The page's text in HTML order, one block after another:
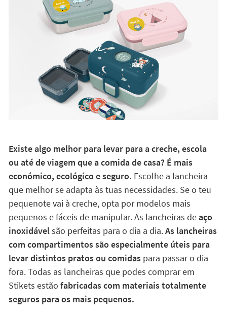
Existe algo melhor para levar para a creche, escola
ou até de viagem que a comida de casa? É mais
económico, ecológico e seguro. Escolhe a lancheira
que melhor se adapta às tuas necessidades. Se o teu
pequenote vai à creche, opta por modelos mais
pequenos e fáceis de manipular. As lancheiras deaço
inoxidávelsão perfeitas para o dia a dia.As lancheiras
com compartimentos são especialmente úteis para
levar distintos pratos ou comidaspara passar o dia
fora. Todas as lancheiras que podes comprar em
Stikets estão fabricadas com materiais totalmente
seguros para os mais pequenos.